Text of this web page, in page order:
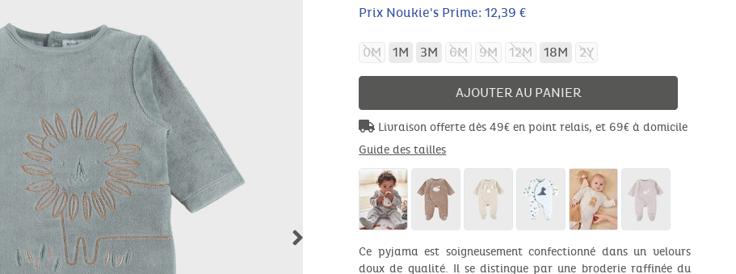
Prix Noukie's Prime: 12,39 €
0M 1M 3M 6M 9M 12M 18M 2Y
AJOUTER AU PANIER
Livraison offerte dès 49€ en point relais, et 69€ à domicile
Guide des tailles
Ce pyjama est soigneusement confectionné dans un velours
doux de qualité. Il se distingue par une broderie raffinée du